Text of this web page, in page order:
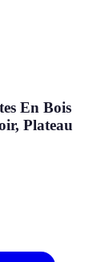
En Bois
Plateau